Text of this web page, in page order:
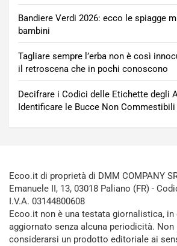
Bandiere Verdi 2026: ecco le spiagge
bambini
Tagliare sempre l’erba non è così
il retroscena che in pochi conoscono
Decifrare i Codici delle Etichette degli
Identificare le Bucce Non Commestibili
Ecoo.it di proprietà di DMM COMPANY
Emanuele II, 13, 03018 Paliano (FR) -
I.V.A. 03144800608
Ecoo.it non è una testata giornalistica, in
aggiornato senza alcuna periodicità. Non
considerarsi un prodotto editoriale ai